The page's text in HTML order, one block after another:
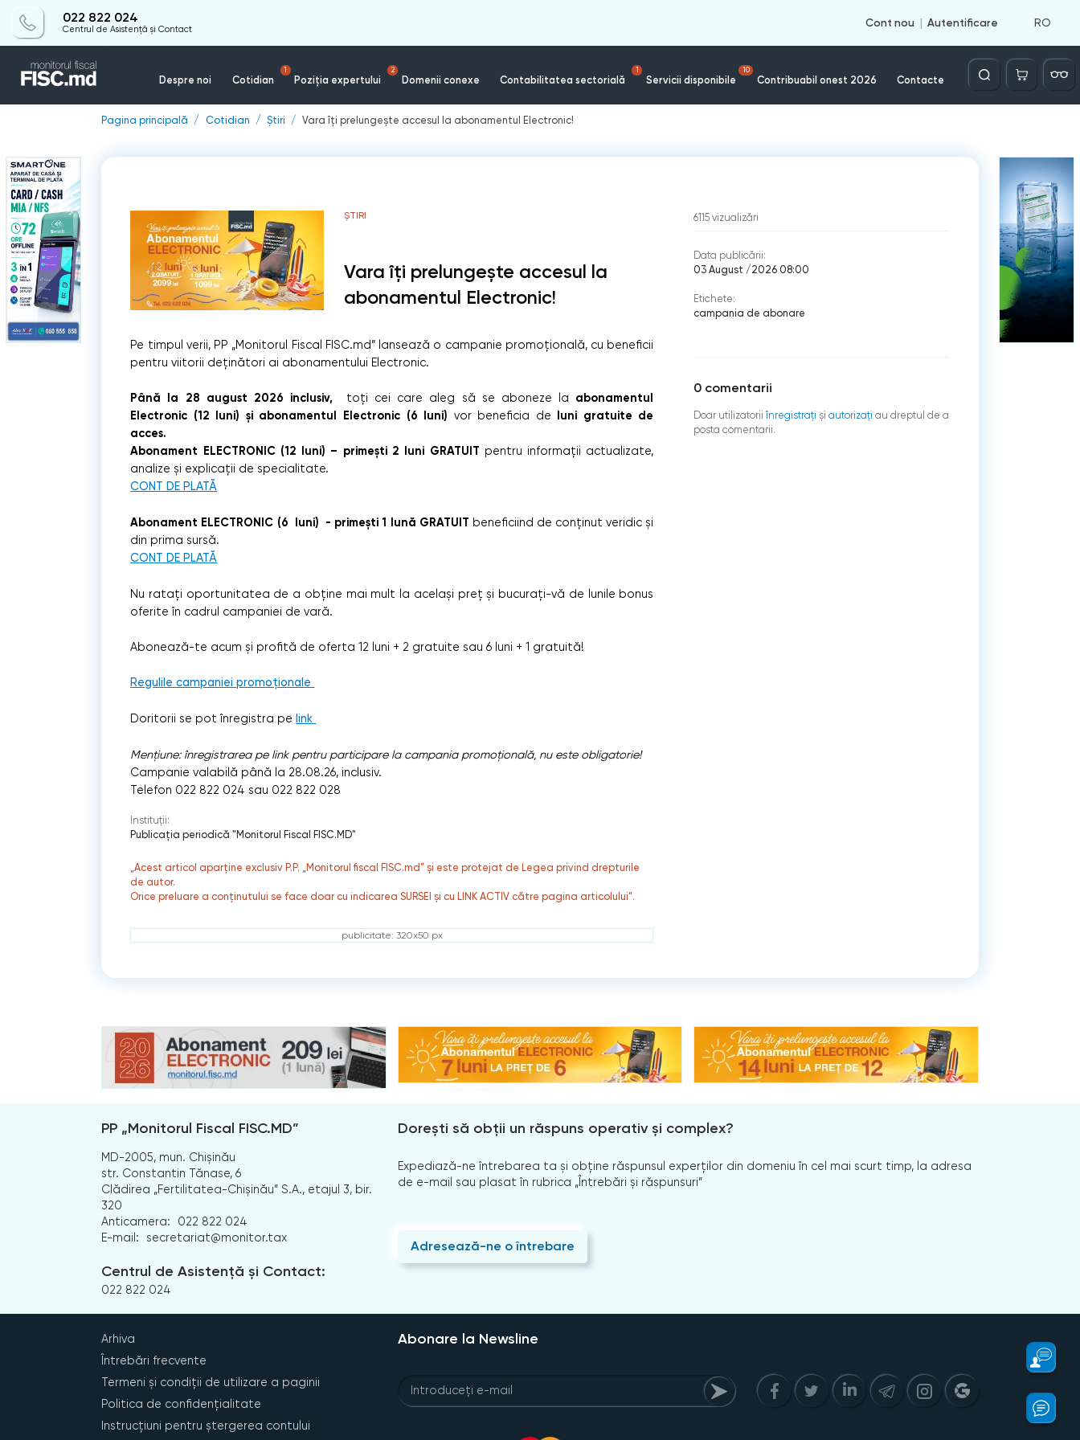
022 822 024
Centrul de Asistență și Contact
Cont nou Autentificare RO
Despre noi Cotidian
1
Poziția expertului
2
Domenii conexe Contabilitatea sectorială
1
Servicii disponibile
10
Contribuabil onest 2026 Contacte
Căutare
Pagina principală Cotidian Știri Vara îți prelungește accesul la abonamentul Electronic!
ȘTIRI
Vara îți prelungește accesul la
abonamentul Electronic!
Pe timpul verii, PP „Monitorul Fiscal FISC.md” lansează o campanie promoțională, cu beneficii
pentru viitorii deținători ai abonamentului Electronic.
Până la 28 august 2026 inclusiv, toți cei care aleg să se aboneze la abonamentul
Electronic (12 luni) și abonamentul Electronic (6 luni) vor beneficia de
luni gratuite de
acces.
Abonament ELECTRONIC (12 luni) – primești 2 luni GRATUIT pentru informații actualizate,
analize și explicații de specialitate.
CONT DE PLATĂ
Abonament ELECTRONIC (6 luni) - primești 1 lună GRATUIT beneficiind de conținut veridic și
din prima sursă.
CONT DE PLATĂ
Nu ratați oportunitatea de a obține mai mult la același preț și bucurați-vă de lunile bonus
oferite în cadrul campaniei de vară.
Abonează-te acum și profită de oferta 12 luni + 2 gratuite sau 6 luni + 1 gratuită!
Regulile campaniei promoționale
Doritorii se pot înregistra pe link
Mențiune: înregistrarea pe link pentru participare la campania promoțională, nu este obligatorie!
Campanie valabilă până la 28.08.26, inclusiv.
Telefon 022 822 024 sau 022 822 028
Instituții:
Publicaţia periodică "Monitorul Fiscal FISC.MD"
„Acest articol aparține exclusiv P.P. „Monitorul fiscal FISC.md” și este protejat de Legea privind drepturile
de autor.
Orice preluare a conținutului se face doar cu indicarea SURSEI și cu LINK ACTIV către pagina articolului”.
publicitate: 320x50 px
6115 vizualizări
Data publicării:
03 August /2026 08:00
Etichete:
campania de abonare
0 comentarii
Doar utilizatorii înregistraţi şi autorizați au dreptul de a
posta comentarii.
PP „Monitorul Fiscal FISC.MD”
MD-2005, mun. Chișinău
str. Constantin Tănase, 6
Clădirea „Fertilitatea-Chișinău” S.A., etajul 3, bir.
320
Anticamera:
022 822 024
E-mail:
secretariat@monitor.tax
Centrul de Asistență și Contact:
022 822 024
Dorești să obții un răspuns operativ și complex?
Expediază-ne întrebarea ta și obține răspunsul experților din domeniu în cel mai scurt timp, la adresa
de e-mail sau plasat în rubrica „Întrebări și răspunsuri”
Adresează-ne o întrebare
Arhiva
Întrebări frecvente
Termeni și condiții de utilizare a paginii
Politica de confidențialitate
Instrucțiuni pentru ștergerea contului
Abonare la Newsline